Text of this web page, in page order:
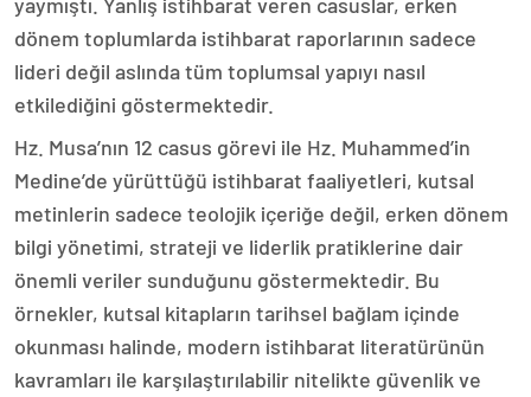
dönem toplumlarda istihbarat raporlarının sadece
lideri değil aslında tüm toplumsal yapıyı nasıl
etkilediğini göstermektedir.
Hz. Musa’nın 12 casus görevi ile Hz. Muhammed’in
Medine’de yürüttüğü istihbarat faaliyetleri, kutsal
metinlerin sadece teolojik içeriğe değil, erken dönem
bilgi yönetimi, strateji ve liderlik pratiklerine dair
önemli veriler sunduğunu göstermektedir. Bu
örnekler, kutsal kitapların tarihsel bağlam içinde
okunması halinde, modern istihbarat literatürünün
kavramları ile karşılaştırılabilir nitelikte güvenlik ve